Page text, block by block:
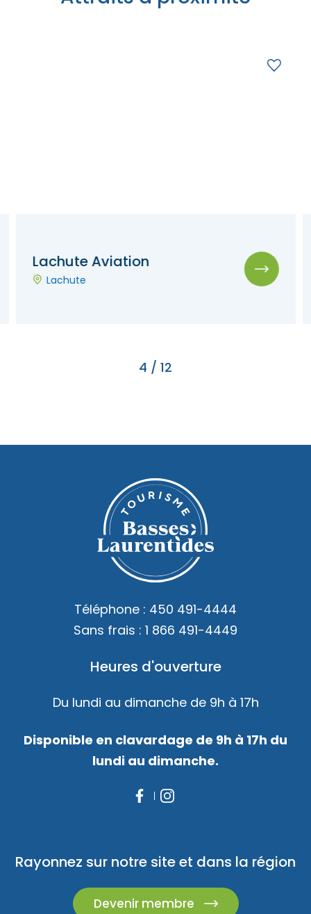
Lachute Aviation
Lachute
4 / 12
Téléphone : 450 491-4444
Sans frais : 1 866 491-4449
Heures d'ouverture
Du lundi au dimanche de 9h à 17h
Disponible en clavardage de 9h à 17h du
lundi au dimanche.
Rayonnez sur notre site et dans la région
Devenir membre